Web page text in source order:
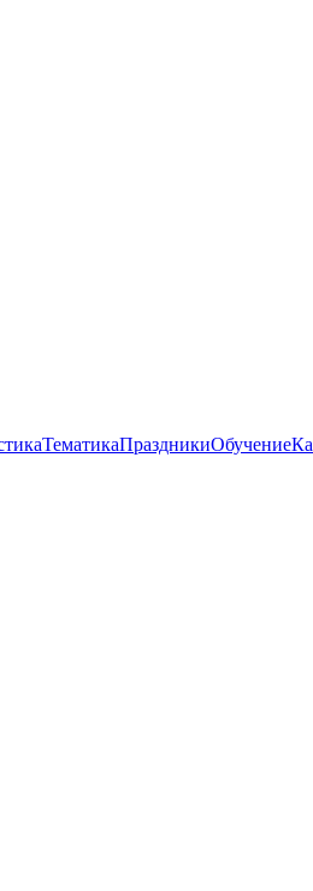
ТематикаПраздникиОбучение